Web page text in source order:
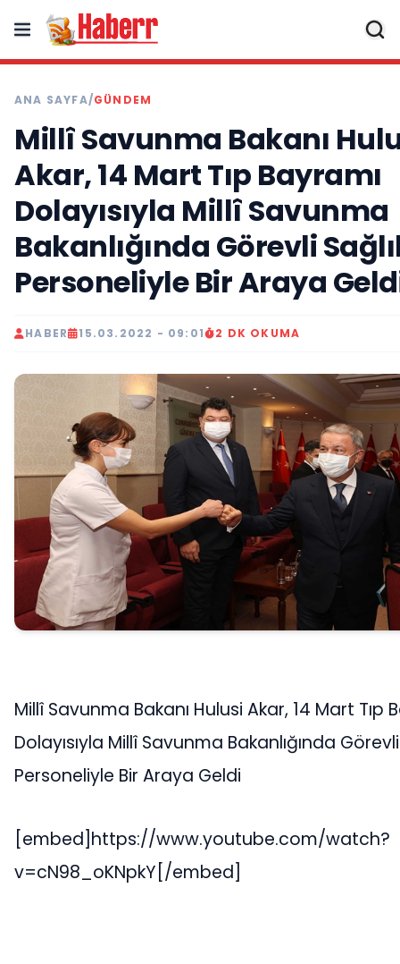
ANA SAYFA/GÜNDEM
Millî Savunma Bakanı
Akar, 14 Mart Tıp Bayramı
Dolayısıyla Millî Savunma
Bakanlığında Görevli
Personeliyle Bir Araya
HABER 15.03.2022 - 09:01 2 DK OKUMA
Millî Savunma Bakanı Hulusi Akar, 14 Mart Tıp
Dolayısıyla Millî Savunma Bakanlığında Görevli
Personeliyle Bir Araya Geldi
[embed]https://www.youtube.com/watch?
v=cN98_oKNpkY[/embed]